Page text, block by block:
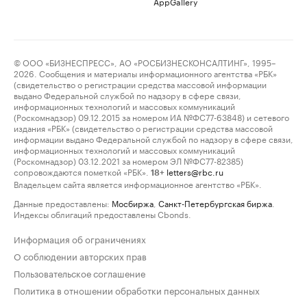
© ООО «БИЗНЕСПРЕСС», АО «РОСБИЗНЕСКОНСАЛТИНГ», 1995–
2026. Сообщения и материалы информационного агентства «РБК»
(свидетельство о регистрации средства массовой информации
выдано Федеральной службой по надзору в сфере связи,
информационных технологий и массовых коммуникаций
(Роскомнадзор) 09.12.2015 за номером ИА №ФС77-63848) и сетевого
издания «РБК» (свидетельство о регистрации средства массовой
информации выдано Федеральной службой по надзору в сфере связи,
информационных технологий и массовых коммуникаций
(Роскомнадзор) 03.12.2021 за номером ЭЛ №ФС77-82385)
сопровождаются пометкой «РБК».
18+ letters@rbc.ru
Владельцем сайта является информационное агентство «РБК».
Данные предоставлены: Мосбиржа Санкт-Петербургская биржа
Индексы облигаций предоставлены Cbonds.
Информация об ограничениях
О соблюдении авторских прав
Пользовательское соглашение
Политика в отношении обработки персональных данных